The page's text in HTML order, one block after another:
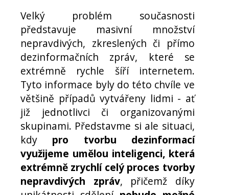
Velký problém současnosti
představuje masivní množství
nepravdivých, zkreslených či přímo
dezinformačních zpráv, které se
extrémně rychle šíří internetem.
Tyto informace byly do této chvíle ve
většině případů vytvářeny lidmi - ať
již jednotlivci či organizovanými
skupinami. Představme si ale situaci,
kdy pro tvorbu dezinformací
využijeme umělou inteligenci, která
extrémně zrychlí celý proces tvorby
nepravdivých zpráv, přičemž díky